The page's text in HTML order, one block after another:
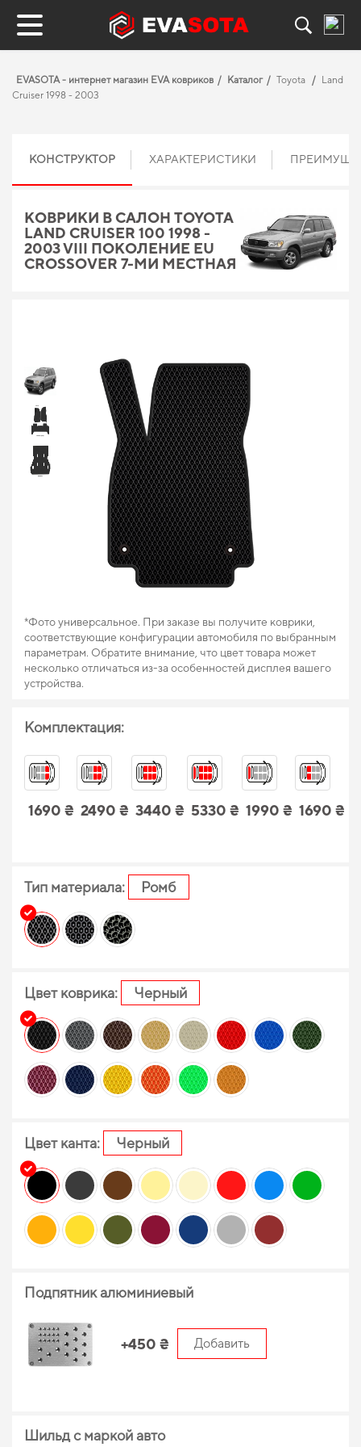
EVASOTA - интернет магазин EVA ковриков Каталог Toyota
Land
Cruiser 1998 - 2003
КОНСТРУКТОР ХАРАКТЕРИСТИКИ
КОВРИКИ В САЛОН TOYOTA
LAND CRUISER 100 1998 -
2003 VIII ПОКОЛЕНИЕ EU
CROSSOVER 7-МИ МЕСТНАЯ
*Фото универсальное. При заказе вы получите коврики,
соответствующие конфигурации автомобиля по выбранным
параметрам. Обратите внимание, что цвет товара может
несколько отличаться из-за особенностей дисплея вашего
устройства.
Комплектация:
1690 ₴ 2490 ₴ 3440 ₴ 5330 ₴ 1990 ₴ 1690 ₴
Тип материала: Ромб
Цвет коврика: Черный
Цвет канта: Черный
Подпятник алюминиевый
+450 ₴ Добавить
Шильд с маркой авто